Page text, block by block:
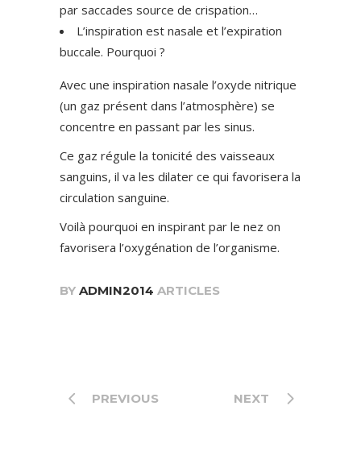
par saccades source de crispation…
L’inspiration est nasale et l’expiration
buccale. Pourquoi ?
Avec une inspiration nasale l’oxyde nitrique
(un gaz présent dans l’atmosphère) se
concentre en passant par les sinus.
Ce gaz régule la tonicité des vaisseaux
sanguins, il va les dilater ce qui favorisera la
circulation sanguine.
Voilà pourquoi en inspirant par le nez on
favorisera l’oxygénation de l’organisme.
BY ADMIN2014 ARTICLES
PREVIOUS NEXT